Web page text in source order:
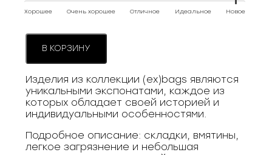
Хорошее Очень хорошее Отличное Идеальное Новое
В КОРЗИНУ
Изделия из коллекции (ex)bags являются
уникальными экспонатами, каждое из
которых обладает своей историей и
индивидуальными особенностями.
Подробное описание: складки, вмятины,
легкое загрязнение и небольшая